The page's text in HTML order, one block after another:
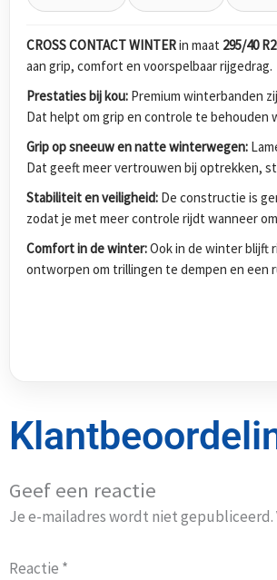
CROSS CONTACT WINTERin maat 295/40
aan grip, comfort en voorspelbaar rijgedrag.
Prestaties bij kou: Premium winterbanden
Dat helpt om grip en controle te behouden
Grip op sneeuw en natte winterwegen:
Dat geeft meer vertrouwen bij optrekken,
Stabiliteit en veiligheid: De constructie is
zodat je met meer controle rijdt wanneer
Comfort in de winter:Ook in de winter blijft
ontworpen om trillingen te dempen en een
Geef een reactie
Je e-mailadres wordt niet gepubliceerd.
Reactie *